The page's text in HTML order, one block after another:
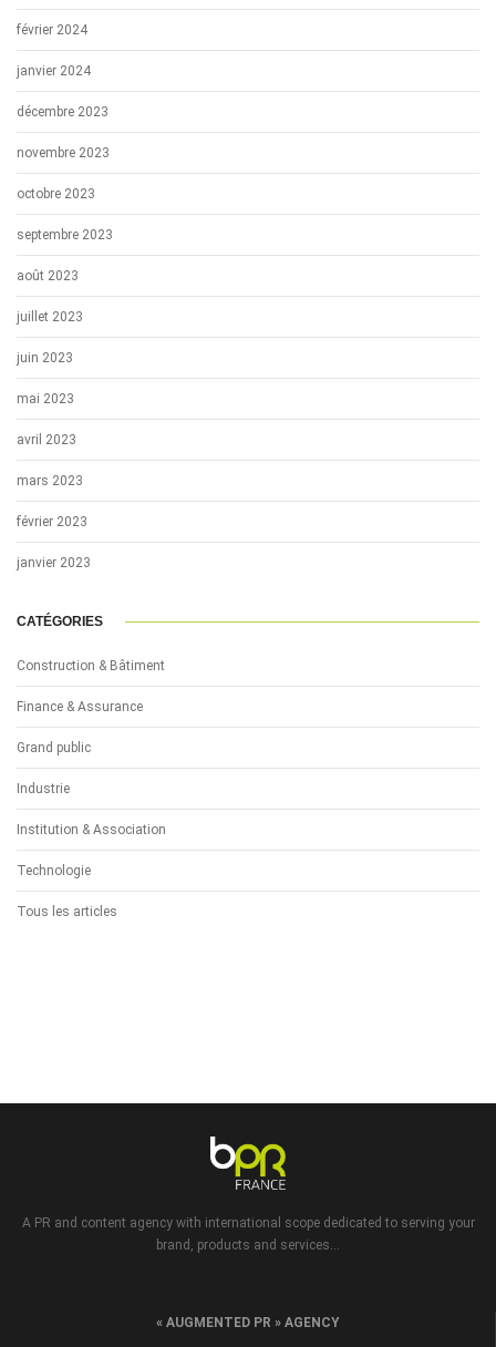
février 2024
janvier 2024
décembre 2023
novembre 2023
octobre 2023
septembre 2023
août 2023
juillet 2023
juin 2023
mai 2023
avril 2023
mars 2023
février 2023
janvier 2023
CATÉGORIES
Construction & Bâtiment
Finance & Assurance
Grand public
Industrie
Institution & Association
Technologie
Tous les articles
A PR and content agency with international scope dedicated to serving your
brand, products and services...
« AUGMENTED PR » AGENCY